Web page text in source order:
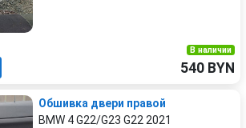
В наличии
540 BYN
Обшивка двери правой
BMW 4 G22/G23 G22 2021